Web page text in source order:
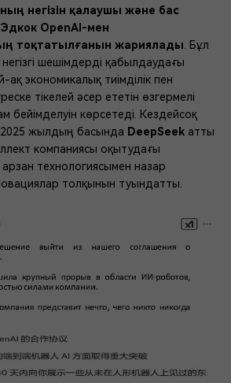
негізін қалаушы және бас
OpenAI-мен
тоқтатылғанын жариялады . Бұл
шешімдерді қабылдаудағы
ақ экономикалық тиімділік пен
тікелей әсер ететін өзгермелі
бейімделуін көрсетеді. Кездейсоқ
2025 жылдың басында DeepSeek атты
компаниясы оқытудағы
технологиясымен назар
толқынын туындатты.